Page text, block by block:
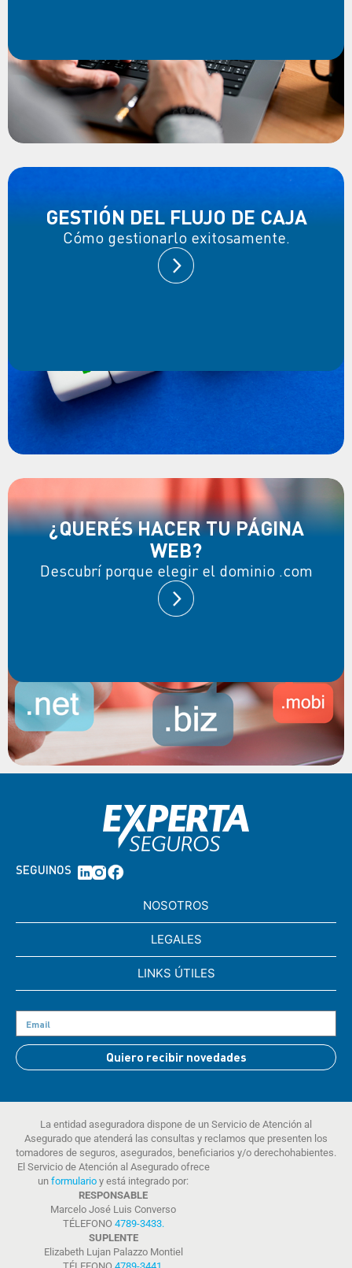
GESTIÓN DEL FLUJO DE CAJA
Cómo gestionarlo exitosamente.
¿QUERÉS HACER TU PÁGINA
WEB?
Descubrí porque elegir el dominio .com
SEGUINOS
NOSOTROS
LEGALES
LINKS ÚTILES
Quiero recibir novedades
La entidad aseguradora dispone de un Servicio de Atención al
Asegurado que atenderá las consultas y reclamos que presenten los
tomadores de seguros, asegurados, beneficiarios y/o derechohabientes.
El Servicio de Atención al Asegurado ofrece
un formulario y está integrado por:
RESPONSABLE
Marcelo José Luis Converso
TÉLEFONO 4789-3433.
SUPLENTE
Elizabeth Lujan Palazzo Montiel